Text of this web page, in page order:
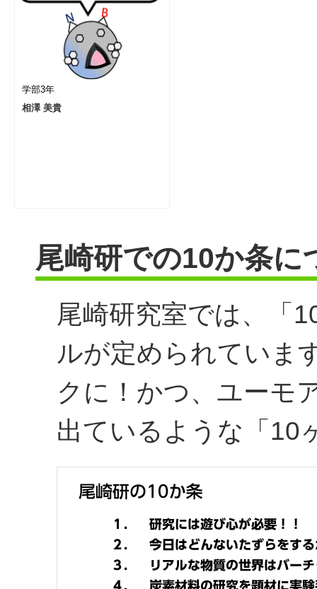
学部3年
相澤 美貴
尾崎研での10か条に
尾崎研究室では、「
ルが定められていま
クに！かつ、ユーモ
出ているような「10